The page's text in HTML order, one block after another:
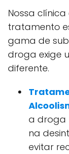
Nossa clínica
tratamento
gama de
droga exige
diferente.
a droga
na
evitar